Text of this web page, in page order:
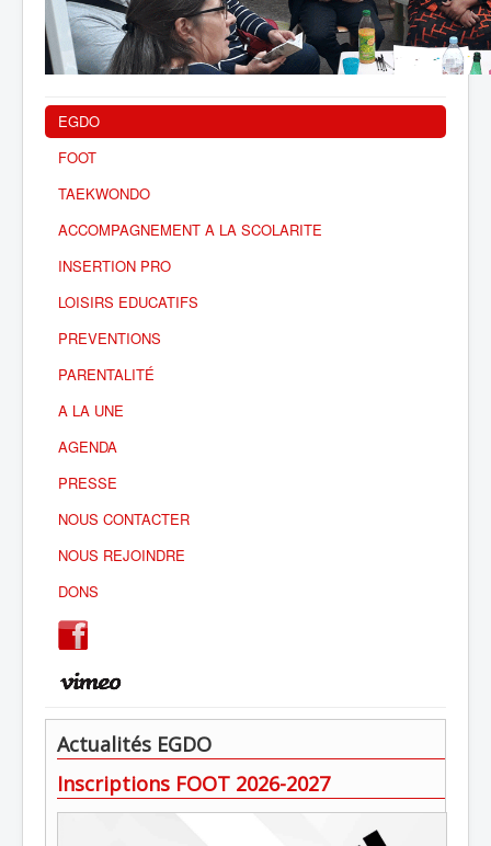
EGDO
FOOT
TAEKWONDO
ACCOMPAGNEMENT A LA SCOLARITE
INSERTION PRO
LOISIRS EDUCATIFS
PREVENTIONS
PARENTALITÉ
A LA UNE
AGENDA
PRESSE
NOUS CONTACTER
NOUS REJOINDRE
DONS
Actualités EGDO
Inscriptions FOOT 2026-2027